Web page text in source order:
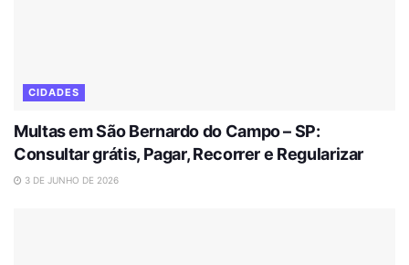
CIDADES
Multas em São Bernardo do Campo – SP:
Consultar grátis, Pagar, Recorrer e Regularizar
3 DE JUNHO DE 2026